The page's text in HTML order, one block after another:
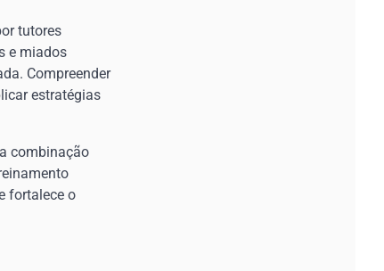
tutores
e miados
Compreender
estratégias
combinação
fortalece o